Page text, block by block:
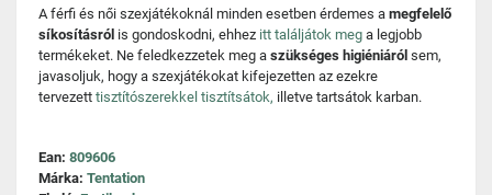
A férfi és női szexjátékoknál minden esetben érdemes a megfelelő
síkosításról is gondoskodni, ehhez itt találjátok meg a legjobb
termékeket. Ne feledkezzetek meg a szükséges higiéniáról sem,
javasoljuk, hogy a szexjátékokat kifejezetten az ezekre
tervezett tisztítószerekkel tisztítsátok, illetve tartsátok karban.
Ean: 809606
Márka: Tentation